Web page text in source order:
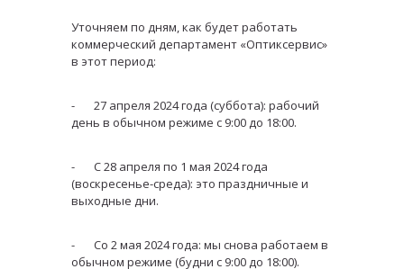
Уточняем по дням, как будет работать
коммерческий департамент «Оптиксервис»
в этот период:
- 27 апреля 2024 года (суббота): рабочий
день в обычном режиме с 9:00 до 18:00.
- С 28 апреля по 1 мая 2024 года
(воскресенье-среда): это праздничные и
выходные дни.
- Со 2 мая 2024 года: мы снова работаем в
обычном режиме (будни с 9:00 до 18:00).